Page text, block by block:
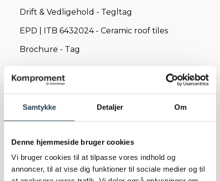
Samtykke Detaljer Om
Denne hjemmeside bruger cookies
Vi bruger cookies til at tilpasse vores indhold og
annoncer, til at vise dig funktioner til sociale medier og til
Drift & Vedligehold - Tegltag
EPD | ITB 6432024 - Ceramic roof tiles
Brochure - Tag
Relaterede indlæg
Kongeskrænten forener natur, arkitektur og
moderne tagløsninger i Smørum